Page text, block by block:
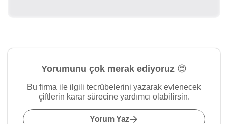
Yorumunu çok merak ediyoruz 😍
Bu firma ile ilgili tecrübelerini yazarak evlenecek
çiftlerin karar sürecine yardımcı olabilirsin.
Yorum Yaz